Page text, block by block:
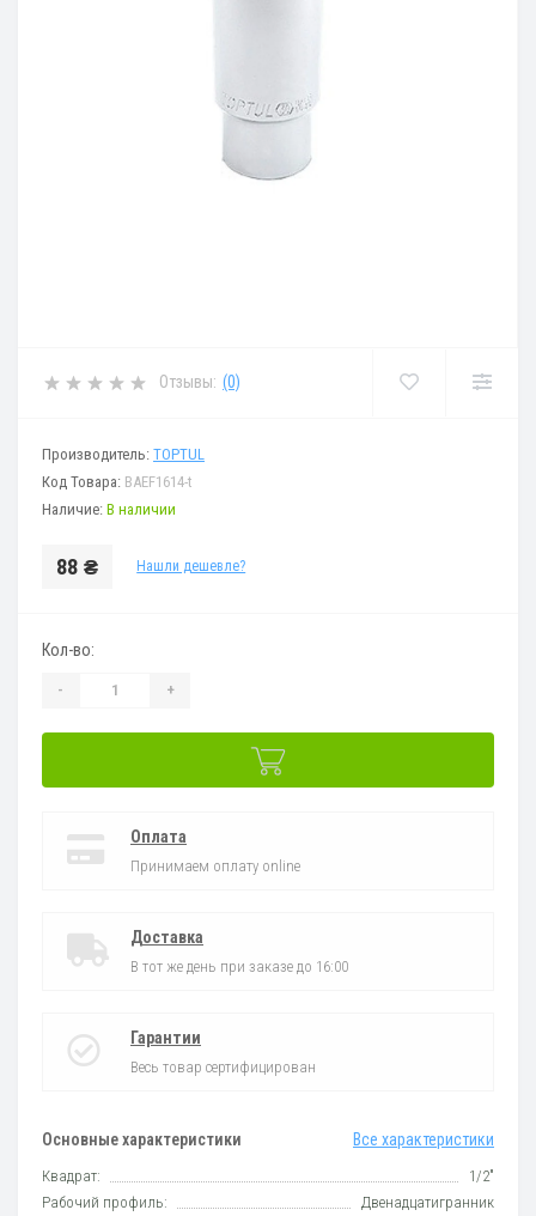
Отзывы: (0)
Производитель: TOPTUL
Код Товара: BAEF1614-t
Наличие: В наличии
88 ₴ Нашли дешевле?
Основные характеристики Все характеристики
Квадрат:
1/2"
Рабочий профиль:
Двенадцатигранник
Кол-во:
- +
Оплата
Принимаем оплату online
Доставка
В тот же день при заказе до 16:00
Гарантии
Весь товар сертифицирован